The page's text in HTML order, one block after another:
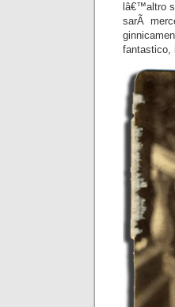
lâ€™altro
sarÃ
fantastico,